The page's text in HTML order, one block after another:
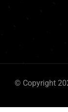
© Copyright